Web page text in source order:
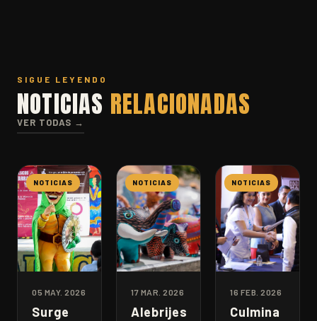
SIGUE LEYENDO
NOTICIAS RELACIONADAS
VER TODAS →
NOTICIAS
05 MAY. 2026
Surge
NOTICIAS
17 MAR. 2026
Alebrijes
NOTICIAS
16 FEB. 2026
Culmina